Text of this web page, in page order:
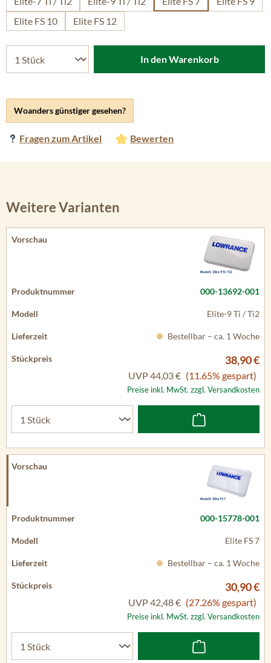
Woanders günstiger gesehen?
Fragen zum Artikel Bewerten
Elite FS 10
Elite FS 12
In den Warenkorb
Weitere Varianten
000-13692-001
Elite-9 Ti / Ti2
Bestellbar – ca. 1 Woche
38,90 €
UVP44,03 € (11.65% gespart)
Preise inkl. MwSt. zzgl. Versandkosten
000-15778-001
Elite FS 7
Bestellbar – ca. 1 Woche
30,90 €
UVP42,48 € (27.26% gespart)
Preise inkl. MwSt. zzgl. Versandkosten